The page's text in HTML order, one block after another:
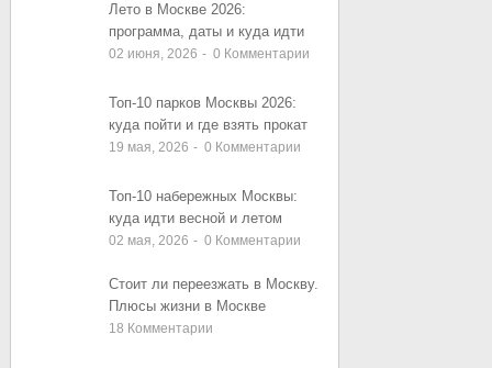
Лето в Москве 2026:
программа, даты и куда идти
02 июня, 2026 - 0 Комментарии
Топ-10 парков Москвы 2026:
куда пойти и где взять прокат
19 мая, 2026 - 0 Комментарии
Топ-10 набережных Москвы:
куда идти весной и летом
02 мая, 2026 - 0 Комментарии
Стоит ли переезжать в Москву.
Плюсы жизни в Москве
18 Комментарии